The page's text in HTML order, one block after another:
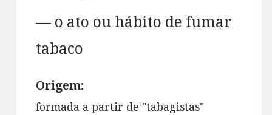
o ato ou hábito de fumar
tabaco
Origem:
formada a partir de "tabagistas"